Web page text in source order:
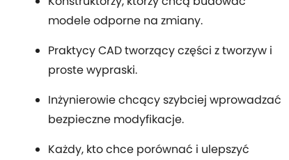
modele odporne na zmiany.
Praktycy CAD tworzący części z tworzyw i
proste wypraski.
Inżynierowie chcący szybciej wprowadzać
bezpieczne modyfikacje.
Każdy, kto chce porównać i ulepszyć